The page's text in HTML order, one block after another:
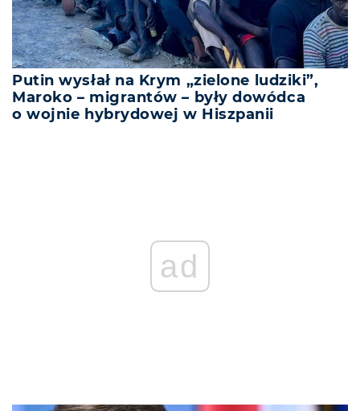
Putin wysłał na Krym „zielone ludziki”,
Maroko – migrantów – były dowódca
o wojnie hybrydowej w Hiszpanii
ad